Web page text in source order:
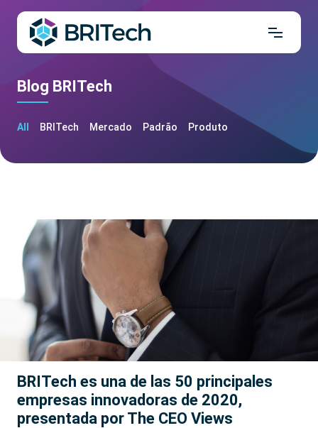
Blog BRITech
All BRITech Mercado Padrão Produto
BRITech es una de las 50 principales
empresas innovadoras de 2020,
presentada por The CEO Views